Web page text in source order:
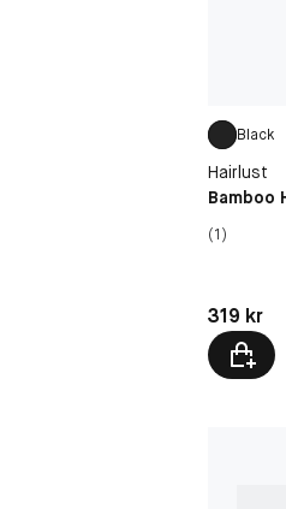
Black
Hairlust
Bamboo
(1)
Pris: 319 kr
319 kr